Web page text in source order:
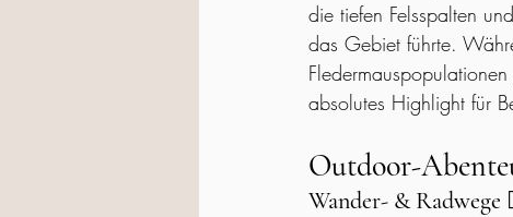
die tiefen Felsspalten
das Gebiet führte.
absolutes Highlight für
Outdoor-
Wander- & Radwege